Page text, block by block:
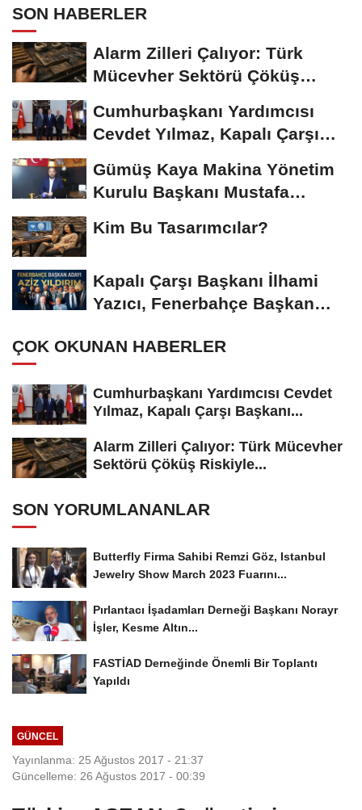
SON HABERLER
Alarm Zilleri Çalıyor: Türk
Mücevher Sektörü Çöküş
Cumhurbaşkanı Yardımcısı
Cevdet Yılmaz, Kapalı Çarşı
Gümüş Kaya Makina Yönetim
Kurulu Başkanı Mustafa
Kim Bu Tasarımcılar?
Kapalı Çarşı Başkanı İlhami
Yazıcı, Fenerbahçe Başkan
ÇOK OKUNAN HABERLER
Cumhurbaşkanı Yardımcısı Cevdet
Yılmaz, Kapalı Çarşı Başkanı...
Alarm Zilleri Çalıyor: Türk Mücevher
Sektörü Çöküş Riskiyle...
SON YORUMLANANLAR
Butterfly Firma Sahibi Remzi Göz, Istanbul
Jewelry Show March 2023 Fuarını...
Pırlantacı İşadamları Derneği Başkanı Norayr
İşler, Kesme Altın...
FASTİAD Derneğinde Önemli Bir Toplantı
Yapıldı
GÜNCEL
Yayınlanma: 25 Ağustos 2017 - 21:37
Güncelleme: 26 Ağustos 2017 - 00:39